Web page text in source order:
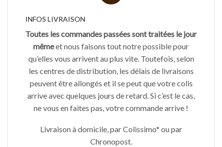
INFOS LIVRAISON
Toutes les commandes passées sont traitées le jour
mêmeet nous faisons tout notre possible pour
qu’elles vous arrivent au plus vite. Toutefois, selon
les centres de distribution, les délais de livraisons
peuvent être allongés et il se peut que votre colis
arrive avec quelques jours de retard. Si c’est le cas,
ne vous en faites pas, votre commande arrive !
Livraison à domicile, par Colissimo* ou par
Chronopost.